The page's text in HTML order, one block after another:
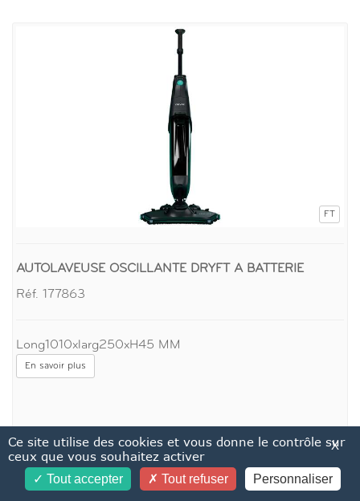
FT
AUTOLAVEUSE OSCILLANTE DRYFT A BATTERIE
Réf. 177863
Long1010xlarg250xH45 MM
En savoir plus
X
Ce site utilise des cookies et vous donne le contrôle sur
ceux que vous souhaitez activer
Tout accepter Tout refuser Personnaliser